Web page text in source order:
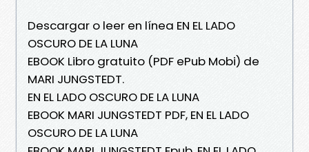
Descargar o leer en línea EN EL LADO
OSCURO DE LA LUNA
EBOOK Libro gratuito (PDF ePub Mobi) de
MARI JUNGSTEDT.
EN EL LADO OSCURO DE LA LUNA
EBOOK MARI JUNGSTEDT PDF, EN EL LADO
OSCURO DE LA LUNA